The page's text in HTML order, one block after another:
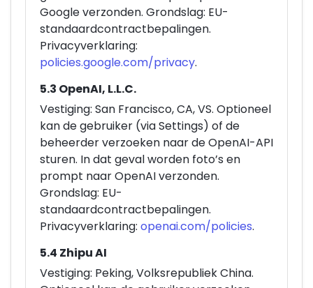
Google verzonden. Grondslag: EU-
standaardcontractbepalingen.
Privacyverklaring:
policies.google.com/privacy.
5.3 OpenAI, L.L.C.
Vestiging: San Francisco, CA, VS. Optioneel
kan de gebruiker (via Settings) of de
beheerder verzoeken naar de OpenAI-API
sturen. In dat geval worden foto’s en
prompt naar OpenAI verzonden.
Grondslag: EU-
standaardcontractbepalingen.
Privacyverklaring: openai.com/policies.
5.4 Zhipu AI
Vestiging: Peking, Volksrepubliek China.